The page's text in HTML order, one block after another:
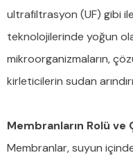
ultrafiltrasyon (UF) gibi
teknolojilerinde yoğun
mikroorganizmaların,
kirleticilerin sudan
Membranların Rolü ve
Membranlar, suyun